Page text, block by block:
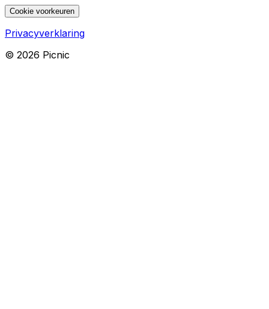
Cookie voorkeuren
Privacyverklaring
© 2026 Picnic